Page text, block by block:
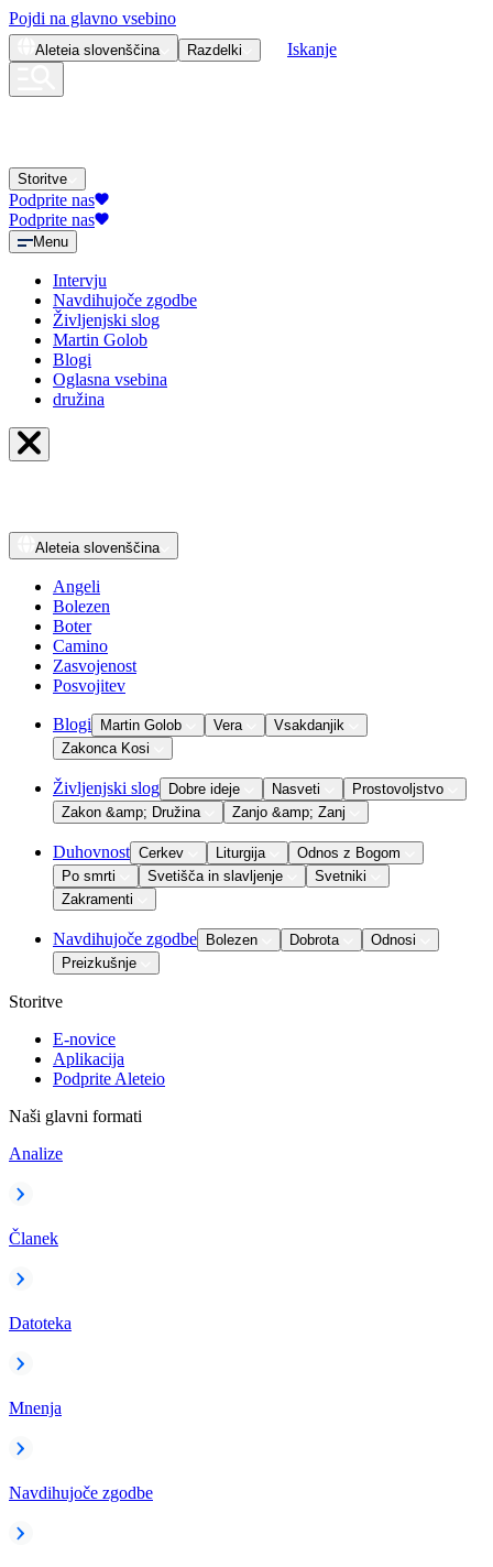
Pojdi na glavno vsebino
Aleteia slovenščina Razdelki Iskanje
Storitve
Podprite nas
Podprite nas
Menu
Intervju
Navdihujoče zgodbe
Življenjski slog
Martin Golob
Blogi
Oglasna vsebina
družina
Aleteia slovenščina
Angeli
Bolezen
Boter
Camino
Zasvojenost
Posvojitev
Blogi Martin Golob Vera
Vsakdanjik
Zakonca Kosi
Življenjski slog Dobre ideje Nasveti
Prostovoljstvo
Zakon &amp; Družina
Zanjo &amp; Zanj
Duhovnost Cerkev Liturgija
Odnos z Bogom
Po smrti
Svetišča in slavljenje
Svetniki
Zakramenti
Navdihujoče zgodbe Bolezen Dobrota
Odnosi
Preizkušnje
Storitve
E-novice
Aplikacija
Podprite Aleteio
Naši glavni formati
Analize
Članek
Datoteka
Mnenja
Navdihujoče zgodbe